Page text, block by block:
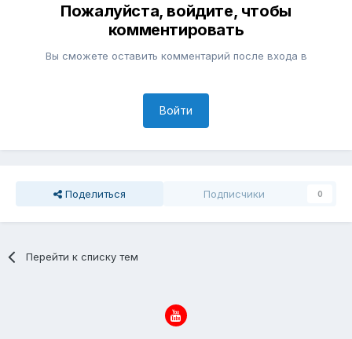
Пожалуйста, войдите, чтобы
комментировать
Вы сможете оставить комментарий после входа в
Войти
Поделиться Подписчики 0
Перейти к списку тем